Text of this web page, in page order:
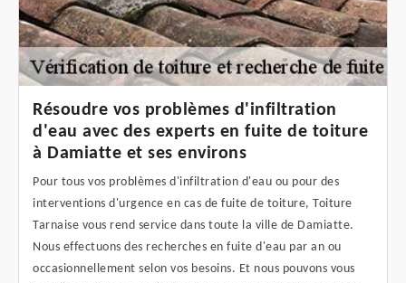
Résoudre vos problèmes d'infiltration
d'eau avec des experts en fuite de toiture
à Damiatte et ses environs
Pour tous vos problèmes d'infiltration d'eau ou pour des
interventions d'urgence en cas de fuite de toiture, Toiture
Tarnaise vous rend service dans toute la ville de Damiatte.
Nous effectuons des recherches en fuite d'eau par an ou
occasionnellement selon vos besoins. Et nous pouvons vous